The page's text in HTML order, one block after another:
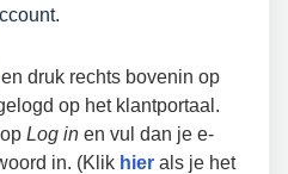
en druk rechts bovenin op
op het klantportaal.
Log in en vul dan je e-
in. (Klik hier als je het